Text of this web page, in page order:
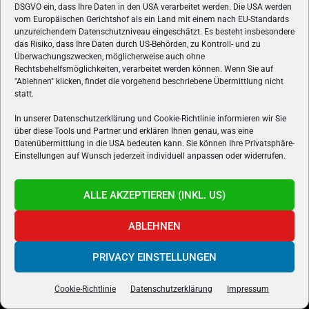
DSGVO ein, dass Ihre Daten in den USA verarbeitet werden. Die USA werden
vom Europäischen Gerichtshof als ein Land mit einem nach EU-Standards
unzureichendem Datenschutzniveau eingeschätzt. Es besteht insbesondere
das Risiko, dass Ihre Daten durch US-Behörden, zu Kontroll- und zu
Überwachungszwecken, möglicherweise auch ohne
Rechtsbehelfsmöglichkeiten, verarbeitet werden können. Wenn Sie auf
"Ablehnen" klicken, findet die vorgehend beschriebene Übermittlung nicht
statt.
In unserer Datenschutzerklärung und Cookie-Richtlinie informieren wir Sie
über diese Tools und Partner und erklären Ihnen genau, was eine
Datenübermittlung in die USA bedeuten kann. Sie können Ihre Privatsphäre-
Einstellungen auf Wunsch jederzeit individuell anpassen oder widerrufen.
ALLE AKZEPTIEREN (INKL. US)
ABLEHNEN
PRIVACY EINSTELLUNGEN
Cookie-Richtlinie Datenschutzerklärung Impressum
Simplekey.de
Casino Freispiele ohne Einzahlung
ÜBER UNS
Spielemagazin Österreichs und bringt täglich aktuelle News,